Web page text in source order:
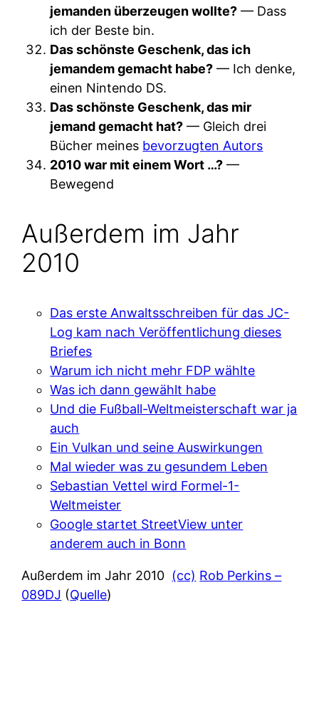
jemanden überzeugen wollte? — Dass
ich der Beste bin.
Das schönste Geschenk, das ich
jemandem gemacht habe? — Ich denke,
einen Nintendo DS.
Das schönste Geschenk, das mir
jemand gemacht hat? — Gleich drei
Bücher meines bevorzugten Autors
2010 war mit einem Wort …? —
Bewegend
Außerdem im Jahr
2010
Das erste Anwaltsschreiben für das JC-
Log kam nach Veröffentlichung dieses
Briefes
Warum ich nicht mehr FDP wählte
Was ich dann gewählt habe
Und die Fußball-Weltmeisterschaft war ja
auch
Ein Vulkan und seine Auswirkungen
Mal wieder was zu gesundem Leben
Sebastian Vettel wird Formel-1-
Weltmeister
Google startet StreetView unter
anderem auch in Bonn
Außerdem im Jahr 2010 (cc) Rob Perkins –
089DJ (Quelle)